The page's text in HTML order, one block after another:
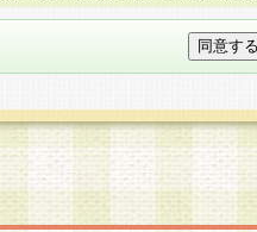
ォームでは、セッション
情報の第三者提供について
ただく個人情報は第三者
情報の委託について
情報の取り扱いを外部に
報管理基準を満たす企業を